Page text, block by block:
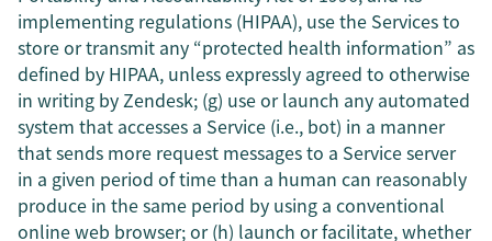
implementing regulations (HIPAA), use the Services to
store or transmit any “protected health information” as
defined by HIPAA, unless expressly agreed to otherwise
in writing by Zendesk; (g) use or launch any automated
system that accesses a Service (i.e., bot) in a manner
that sends more request messages to a Service server
in a given period of time than a human can reasonably
produce in the same period by using a conventional
online web browser; or (h) launch or facilitate, whether